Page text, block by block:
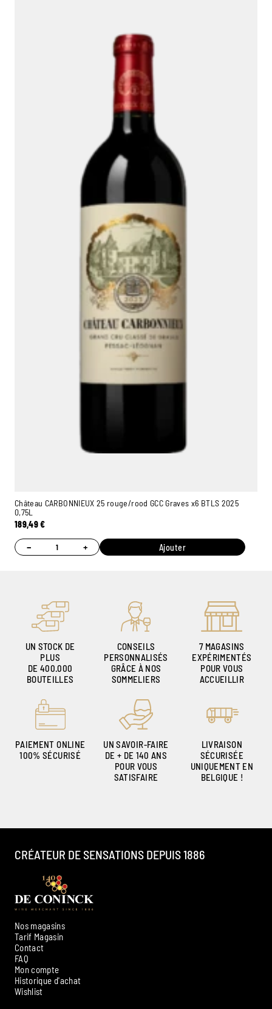
Château CARBONNIEUX 25 rouge/rood GCC Graves x6 BTLS 2025
0,75L
189,49€
− + Ajouter
UN STOCK DE
PLUS
DE 400.000
BOUTEILLES
CONSEILS
PERSONNALISÉS
GRÂCE À NOS
SOMMELIERS
7 MAGASINS
EXPÉRIMENTÉS
POUR VOUS
ACCUEILLIR
PAIEMENT ONLINE
100% SÉCURISÉ
UN SAVOIR-FAIRE
DE + DE 140 ANS
POUR VOUS
SATISFAIRE
LIVRAISON
SÉCURISÉE
UNIQUEMENT EN
BELGIQUE !
Nos magasins
Tarif Magasin
Contact
FAQ
Mon compte
Historique d'achat
Wishlist
CRÉATEUR DE SENSATIONS DEPUIS 1886